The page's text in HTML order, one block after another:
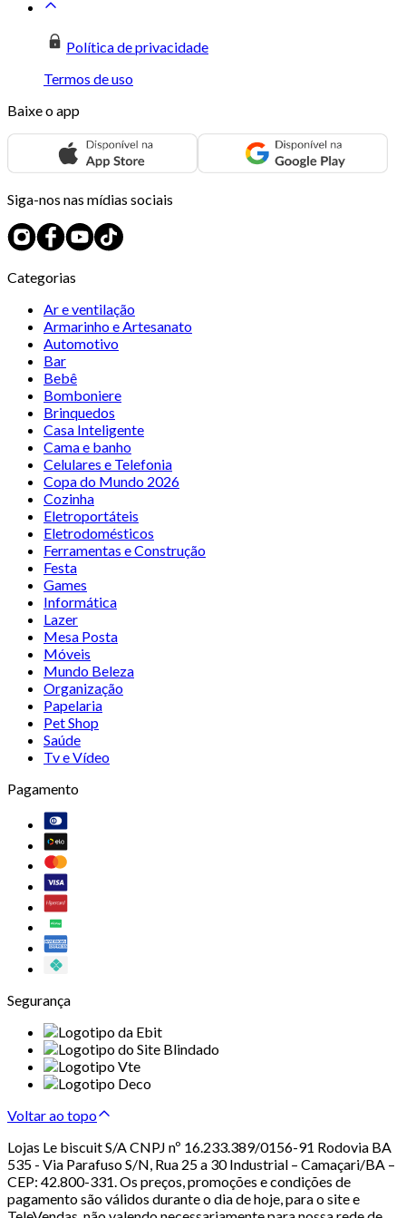
Política de privacidade
Termos de uso
Baixe o app
Siga-nos nas mídias sociais
Categorias
Ar e ventilação
Armarinho e Artesanato
Automotivo
Bar
Bebê
Bomboniere
Brinquedos
Casa Inteligente
Cama e banho
Celulares e Telefonia
Copa do Mundo 2026
Cozinha
Eletroportáteis
Eletrodomésticos
Ferramentas e Construção
Festa
Games
Informática
Lazer
Mesa Posta
Móveis
Mundo Beleza
Organização
Papelaria
Pet Shop
Saúde
Tv e Vídeo
Pagamento
Segurança
Voltar ao topo
Lojas Le biscuit S/A CNPJ nº 16.233.389/0156-91 Rodovia BA
535 - Via Parafuso S/N, Rua 25 a 30 Industrial – Camaçari/BA –
CEP: 42.800-331. Os preços, promoções e condições de
pagamento são válidos durante o dia de hoje, para o site e